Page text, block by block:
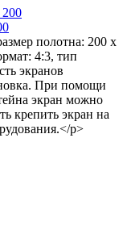
полотна: 200 х
4:3, тип
экранов
При помощи
экран можно
крепить экран на
p>